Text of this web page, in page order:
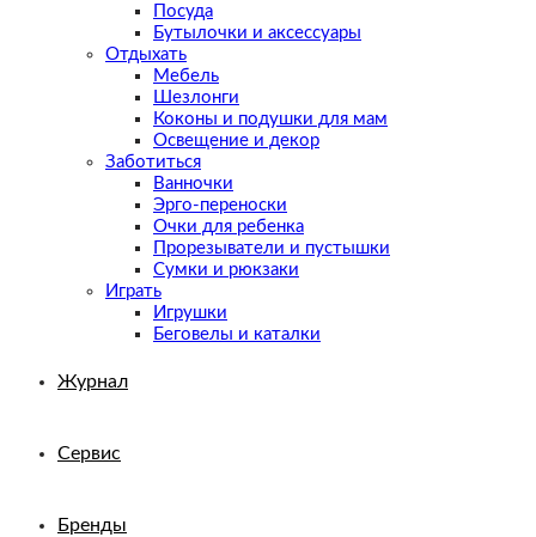
Посуда
Бутылочки и аксессуары
Отдыхать
Мебель
Шезлонги
Коконы и подушки для мам
Освещение и декор
Заботиться
Ванночки
Эрго-переноски
Очки для ребенка
Прорезыватели и пустышки
Сумки и рюкзаки
Играть
Игрушки
Беговелы и каталки
Журнал
Сервис
Бренды